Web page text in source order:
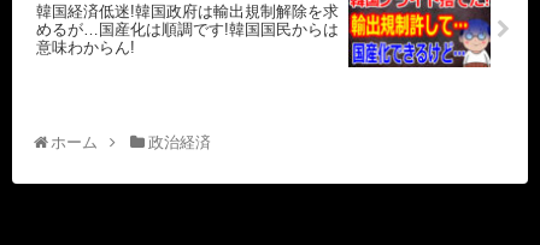
韓国経済低迷!韓国政府は輸出規制解除を求
めるが…国産化は順調です!韓国国民からは
意味わからん!
ホーム 政治経済